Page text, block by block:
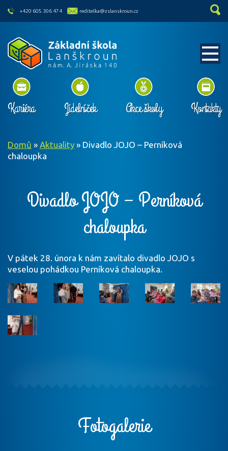
skip to main content
+420 605 306 474 reditelka@zslanskroun.cz
Kariéra Jídelníček Akce školy Kontakty
Domů » Aktuality » Divadlo JOJO – Perníková
chaloupka
Divadlo JOJO – Perníková
chaloupka
V pátek 28. února k nám zavítalo divadlo JOJO s
veselou pohádkou Perníková chaloupka.
Fotogalerie